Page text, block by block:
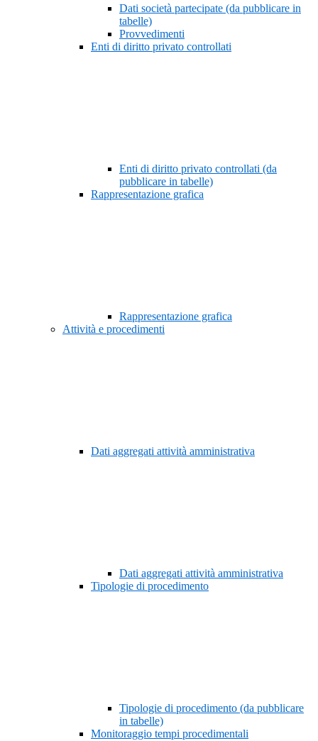
Dati società partecipate (da pubblicare in
tabelle)
Provvedimenti
Enti di diritto privato controllati
Enti di diritto privato controllati (da
pubblicare in tabelle)
Rappresentazione grafica
Rappresentazione grafica
Attività e procedimenti
Dati aggregati attività amministrativa
Dati aggregati attività amministrativa
Tipologie di procedimento
Tipologie di procedimento (da pubblicare
in tabelle)
Monitoraggio tempi procedimentali